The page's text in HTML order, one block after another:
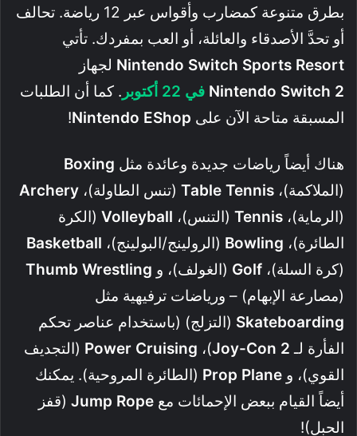
بطرق متنوعة كمضارب وأقواس عبر 12 رياضة. تحالف
أو تحدَّ الأصدقاء والعائلة، أو العب بمفردك. تأتي
Nintendo Switch Sports Resort لجهاز
Nintendo Switch 2 في 22 أكتوبر
. كما أن الطلبات
المسبقة متاحة الآن على Nintendo EShop
!
هناك أيضاً رياضات جديدة وعائدة مثل Boxing
(الملاكمة)، Table Tennis (تنس الطاولة)، Archery
(الرماية)، Tennis (التنس)، Volleyball (الكرة
الطائرة)، Bowling (الرولينج/البولينج)، Basketball
(كرة السلة)، Golf (الغولف)، و Thumb Wrestling
(مصارعة الإبهام) – ورياضات ترفيهية مثل
Skateboarding (التزلج) (باستخدام عناصر تحكم
الفأرة لـ Joy-Con 2)، Power Cruising (التجديف
القوي)، و Prop Plane (الطائرة المروحية). يمكنك
أيضاً القيام ببعض الإحمائات مع Jump Rope (قفز
الحبل)!